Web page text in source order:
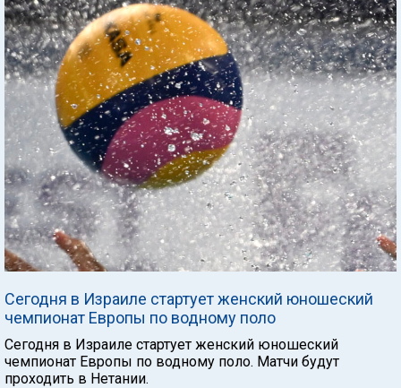
Сегодня в Израиле стартует женский юношеский
чемпионат Европы по водному поло
Сегодня в Израиле стартует женский юношеский
чемпионат Европы по водному поло. Матчи будут
проходить в Нетании.